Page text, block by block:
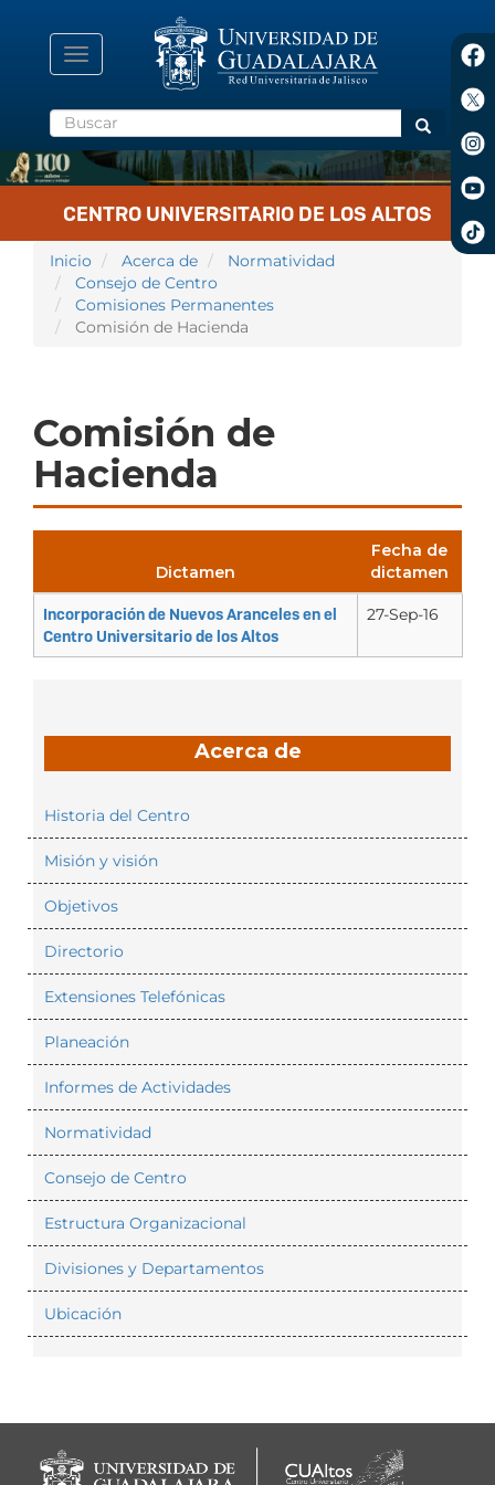
contenido
principal
Toggle
navigation
Buscar Buscar
CENTRO UNIVERSITARIO DE LOS ALTOS
Inicio Acerca de
Normatividad
Consejo de Centro
Comisiones Permanentes
Comisión de Hacienda
Comisión de
Hacienda
Dictamen
Fecha de
dictamen
Incorporación de Nuevos Aranceles en el
Centro Universitario de los Altos
27-Sep-16
Acerca de
Historia del Centro
Misión y visión
Objetivos
Directorio
Extensiones Telefónicas
Planeación
Informes de Actividades
Normatividad
Consejo de Centro
Estructura Organizacional
Divisiones y Departamentos
Ubicación